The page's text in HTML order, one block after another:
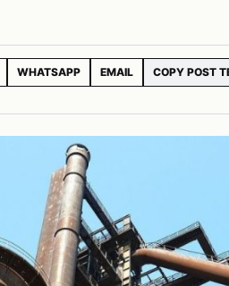
WHATSAPP EMAIL COPY POST